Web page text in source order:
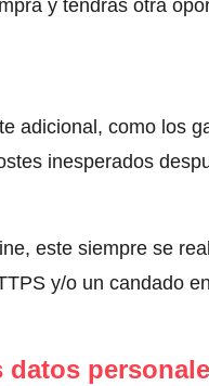
y tendrás otra
adicional, como los
inesperados
este siempre se
y/o un candado
datos